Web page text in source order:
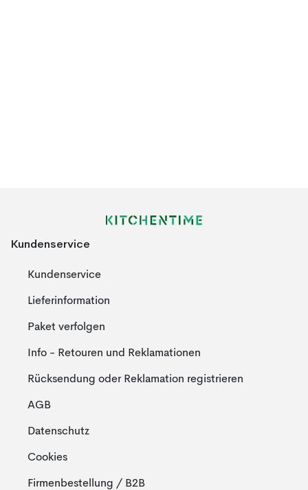
Kundenservice
Kundenservice
Lieferinformation
Paket verfolgen
Info - Retouren und Reklamationen
Rücksendung oder Reklamation registrieren
AGB
Datenschutz
Cookies
Firmenbestellung / B2B